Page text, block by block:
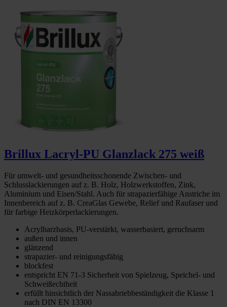
Brillux Lacryl-PU Glanzlack 275 weiß
Für umwelt- und gesundheitsschonende Zwischen- und
Schlusslackierungen auf z. B. Holz, Holzwerkstoffen, Zink,
Aluminium und Eisen/Stahl. Auch für strapazierfähige Anstriche im
Innenbereich auf z. B. CreaGlas Gewebe, Relief und Raufaser und
für farbige Heizkörperlackierungen.
Acrylharzbasis, PU-verstärkt, wasserbasiert, geruchsarm
außen und innen
glänzend
strapazier- und reinigungsfähig
blockfest
entspricht EN 71-3 Sicherheit von Spielzeug, Speichel- und
Schweißechtheit
erfüllt hinsichtlich der Nassabriebbeständigkeit die Klasse 1
nach DIN EN 13300